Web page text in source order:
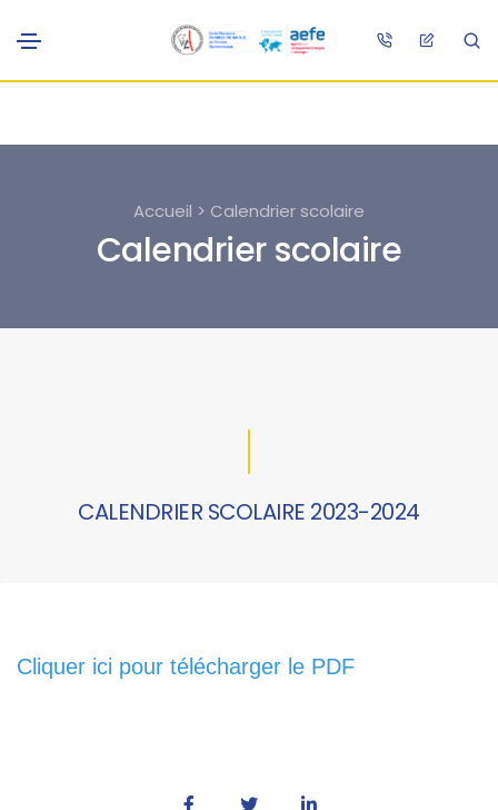
Accueil > Calendrier scolaire
Calendrier scolaire
CALENDRIER SCOLAIRE 2023-2024
Cliquer ici pour télécharger le PDF